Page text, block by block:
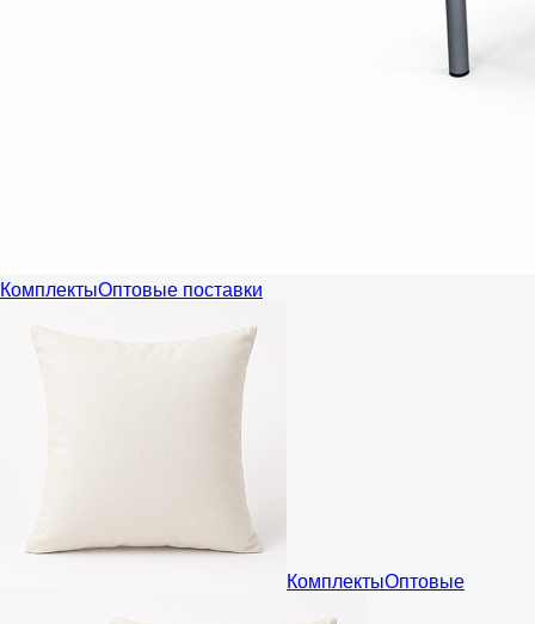
КомплектыОптовые поставки
КомплектыОптовые